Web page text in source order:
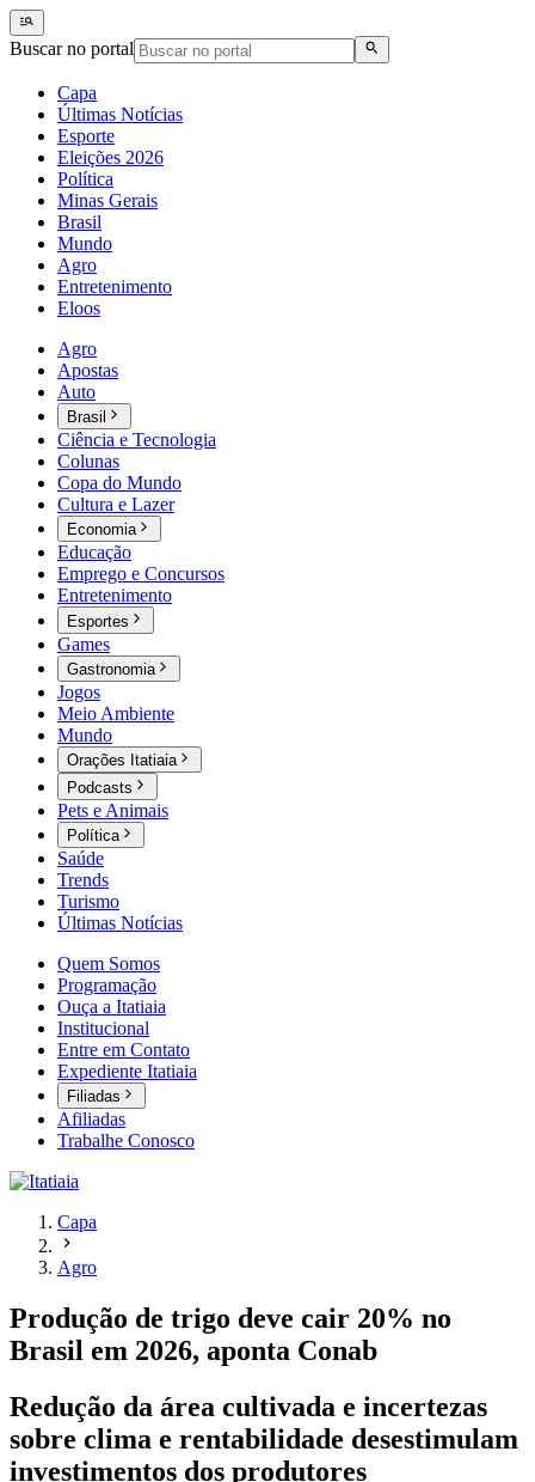
Buscar no portal
Capa
Últimas Notícias
Esporte
Eleições 2026
Política
Minas Gerais
Brasil
Mundo
Agro
Entretenimento
Eloos
Agro
Apostas
Auto
Brasil
Ciência e Tecnologia
Colunas
Copa do Mundo
Cultura e Lazer
Economia
Educação
Emprego e Concursos
Entretenimento
Esportes
Games
Gastronomia
Jogos
Meio Ambiente
Mundo
Orações Itatiaia
Podcasts
Pets e Animais
Política
Saúde
Trends
Turismo
Últimas Notícias
Quem Somos
Programação
Ouça a Itatiaia
Institucional
Entre em Contato
Expediente Itatiaia
Filiadas
Afiliadas
Trabalhe Conosco
Capa
Agro
Produção de trigo deve cair 20% no
Brasil em 2026, aponta Conab
Redução da área cultivada e incertezas
sobre clima e rentabilidade desestimulam
investimentos dos produtores